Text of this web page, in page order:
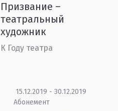
Призвание –
театральный
художник
К Году театра
15.12.2019 - 30.12.2019
Абонемент